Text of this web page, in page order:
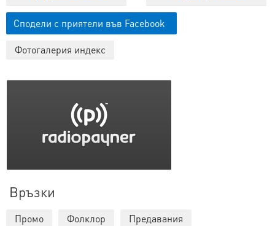
Сподели с приятели във Facebook
Фотогалерия индекс
Връзки
Промо Фолклор
Предавания